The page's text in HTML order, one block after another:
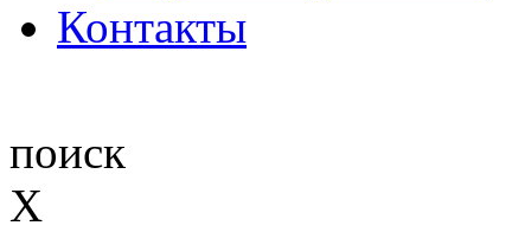
Контакты
поиск
X